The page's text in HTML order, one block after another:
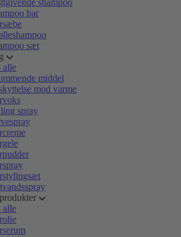
shampoo
bar
sæt
alle
middel
mod varme
spray
alle